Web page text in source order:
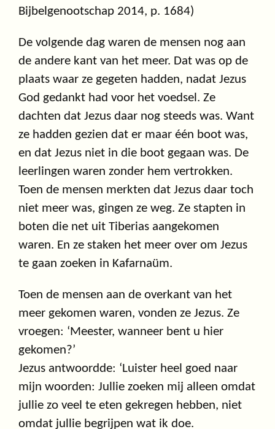
Bijbelgenootschap 2014, p. 1684)
De volgende dag waren de mensen nog aan
de andere kant van het meer. Dat was op de
plaats waar ze gegeten hadden, nadat Jezus
God gedankt had voor het voedsel. Ze
dachten dat Jezus daar nog steeds was. Want
ze hadden gezien dat er maar één boot was,
en dat Jezus niet in die boot gegaan was. De
leerlingen waren zonder hem vertrokken.
Toen de mensen merkten dat Jezus daar toch
niet meer was, gingen ze weg. Ze stapten in
boten die net uit Tiberias aangekomen
waren. En ze staken het meer over om Jezus
te gaan zoeken in Kafarnaüm.
Toen de mensen aan de overkant van het
meer gekomen waren, vonden ze Jezus. Ze
vroegen: ‘Meester, wanneer bent u hier
gekomen?’
Jezus antwoordde: ‘Luister heel goed naar
mijn woorden: Jullie zoeken mij alleen omdat
jullie zo veel te eten gekregen hebben, niet
omdat jullie begrijpen wat ik doe.